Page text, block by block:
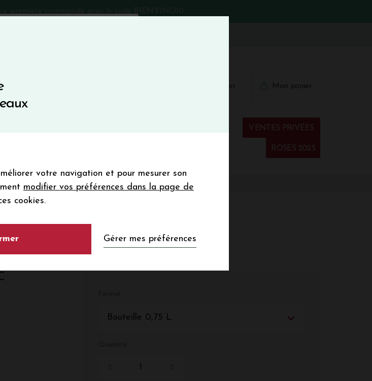
votre navigation et pour mesurer son
modifier vos préférences dans la page de
cookies.
Gérer mes préférences
ROSÉS 2025
VENTES PRIVÉES
DU MARQUIS 2022
Saint-Julien
Bouteille 0,75 L
En m’abonnant, j’accepte de recevoir la newsletter de la
de Bordeaux.